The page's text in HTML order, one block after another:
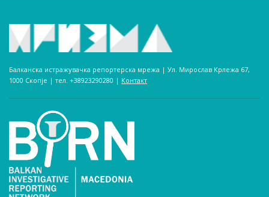
Балканска истражувачка репортерска мрежа | Ул. Мирослав Крлежа 67,
1000 Скопје | тел. +38923290280­ | Контакт